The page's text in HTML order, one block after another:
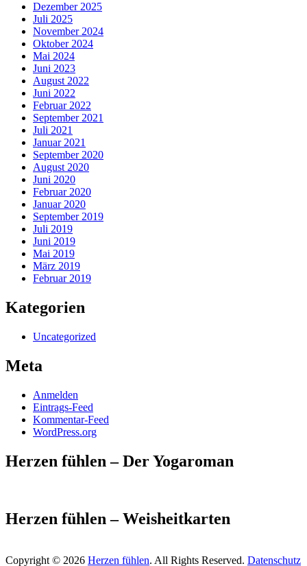
Dezember 2025
Juli 2025
November 2024
Oktober 2024
Mai 2024
Juni 2023
August 2022
Juni 2022
Februar 2022
September 2021
Juli 2021
Januar 2021
September 2020
August 2020
Juni 2020
Februar 2020
Januar 2020
September 2019
Juli 2019
Juni 2019
Mai 2019
März 2019
Februar 2019
Kategorien
Uncategorized
Meta
Anmelden
Eintrags-Feed
Kommentar-Feed
WordPress.org
Herzen fühlen – Der Yogaroman
Herzen fühlen – Weisheitkarten
Copyright © 2026 Herzen fühlen. All Rights Reserved. Datenschutz